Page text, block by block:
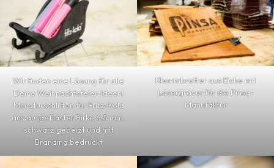
Wir finden eine Lösung für alle
Deine Weihnachtsfeier-Ideen!
Miniaturschlitten für Fritz-Kola
aus ausgefräster Birke 6,5 mm,
schwarz gebeizt und mit
Branding bedruckt
Klemmbretter aus Eiche mit
Lasergravur für die Pinsa-
Manufaktur